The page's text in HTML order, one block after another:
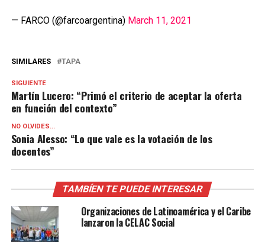
— FARCO (@farcoargentina) March 11, 2021
SIMILARES TAPA
SIGUIENTE
Martín Lucero: “Primó el criterio de aceptar la oferta
en función del contexto”
NO OLVIDES...
Sonia Alesso: “Lo que vale es la votación de los
docentes”
TAMBÍEN TE PUEDE INTERESAR
Organizaciones de Latinoamérica y el Caribe
lanzaron la CELAC Social